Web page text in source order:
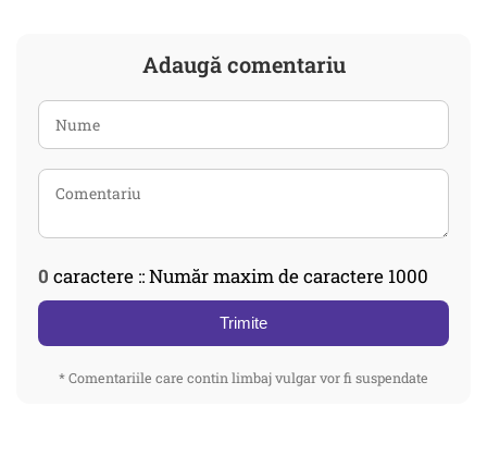
Adaugă comentariu
0 caractere :: Număr maxim de caractere 1000
Trimite
* Comentariile care contin limbaj vulgar vor fi suspendate